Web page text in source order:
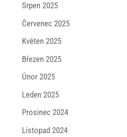
Srpen 2025
Červenec 2025
Květen 2025
Březen 2025
Únor 2025
Leden 2025
Prosinec 2024
Listopad 2024